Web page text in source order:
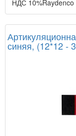
НДС
синяя, (12*12 -